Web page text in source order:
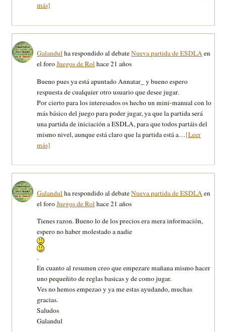
más]
Galandulha respondido al debateNueva partida de ESDLAen
el foroJuegos de Rolhace 21 años
Bueno pues ya está apuntado Annatar_ y bueno espero
respuesta de cualquier otro usuario que desee jugar.
Por cierto para los interesados os hecho un mini-manual con lo
más básico del juego para poder jugar, ya que la partida será
una partida de iniciación a ESDLA, para que todos partáis del
mismo nivel, aunque está claro que la partida está a…[Leer
más]
Galandulha respondido al debateNueva partida de ESDLAen
el foroJuegos de Rolhace 21 años
Tienes razon. Bueno lo de los precios era mera información,
espero no haber molestado a nadie
.
En cuanto al resumen creo que empezare mañana mismo hacer
uno pequeñito de reglas basicas y de como jugar.
Ves no hemos empezao y ya me estas ayudando, muchas
gracias.
Saludos
Galandul